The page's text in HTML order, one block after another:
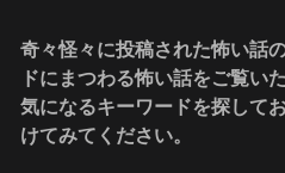
奇々怪々に投稿された怖い話
ドにまつわる怖い話をご覧い
気になるキーワードを探して
けてみてください。